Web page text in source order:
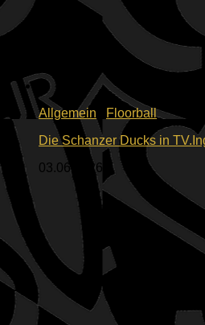
Allgemein
Floorball
Die Schanzer Ducks in
03.06.2026